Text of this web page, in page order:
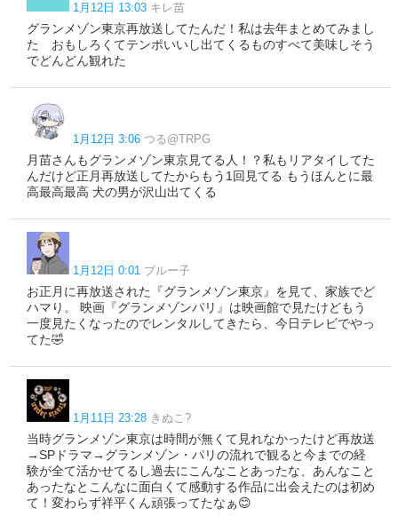
1月12日 13:03 キレ苗
グランメゾン東京再放送してたんだ！私は去年まとめてみまし
た おもしろくてテンポいいし出てくるものすべて美味しそう
でどんどん観れた
1月12日 3:06 つる@TRPG
月苗さんもグランメゾン東京見てる人！？私もリアタイしてた
んだけど正月再放送してたからもう1回見てる もうほんとに最
高最高最高 犬の男が沢山出てくる
1月12日 0:01 ブルー子
お正月に再放送された『グランメゾン東京』を見て、家族でど
ハマり。 映画『グランメゾンパリ』は映画館で見たけどもう
一度見たくなったのでレンタルしてきたら、今日テレビでやっ
てた🤣
1月11日 23:28 きぬこ?
当時グランメゾン東京は時間が無くて見れなかったけど再放送
→SPドラマ→グランメゾン・パリの流れで観ると今までの経
験が全て活かせてるし過去にこんなことあったな、あんなこと
あったなとこんなに面白くて感動する作品に出会えたのは初め
て！変わらず祥平くん頑張ってたなぁ😊